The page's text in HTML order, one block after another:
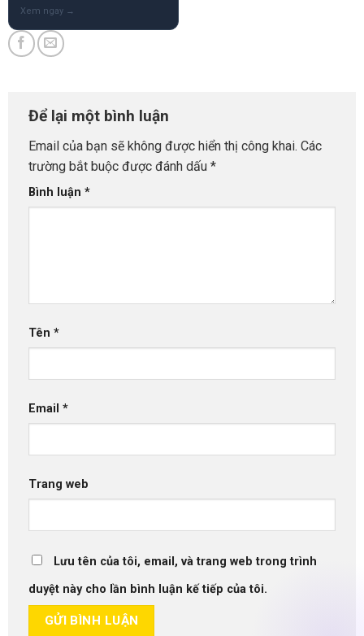
Để lại một bình luận
Email của bạn sẽ không được hiển thị công khai. Các
trường bắt buộc được đánh dấu *
Bình luận *
Tên *
Email *
Trang web
Lưu tên của tôi, email, và trang web trong trình
duyệt này cho lần bình luận kế tiếp của tôi.